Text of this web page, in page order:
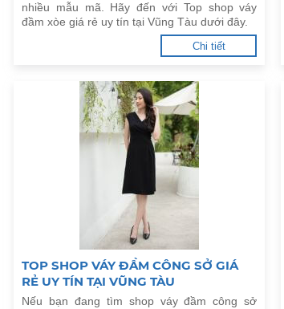
nhiều mẫu mã. Hãy đến với Top shop váy
đầm xòe giá rẻ uy tín tại Vũng Tàu dưới đây.
Chi tiết
TOP SHOP VÁY ĐẦM CÔNG SỞ GIÁ
RẺ UY TÍN TẠI VŨNG TÀU
Nếu bạn đang tìm shop váy đầm công sở